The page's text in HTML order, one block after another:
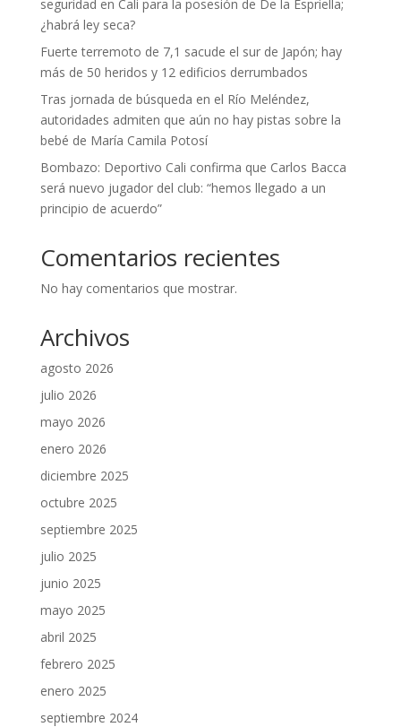
seguridad en Cali para la posesión de De la Espriella;
¿habrá ley seca?
Fuerte terremoto de 7,1 sacude el sur de Japón; hay
más de 50 heridos y 12 edificios derrumbados
Tras jornada de búsqueda en el Río Meléndez,
autoridades admiten que aún no hay pistas sobre la
bebé de María Camila Potosí
Bombazo: Deportivo Cali confirma que Carlos Bacca
será nuevo jugador del club: “hemos llegado a un
principio de acuerdo”
Comentarios recientes
No hay comentarios que mostrar.
Archivos
agosto 2026
julio 2026
mayo 2026
enero 2026
diciembre 2025
octubre 2025
septiembre 2025
julio 2025
junio 2025
mayo 2025
abril 2025
febrero 2025
enero 2025
septiembre 2024